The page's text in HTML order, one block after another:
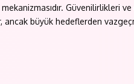
Güvenilirlikleri
büyük hedeflerden